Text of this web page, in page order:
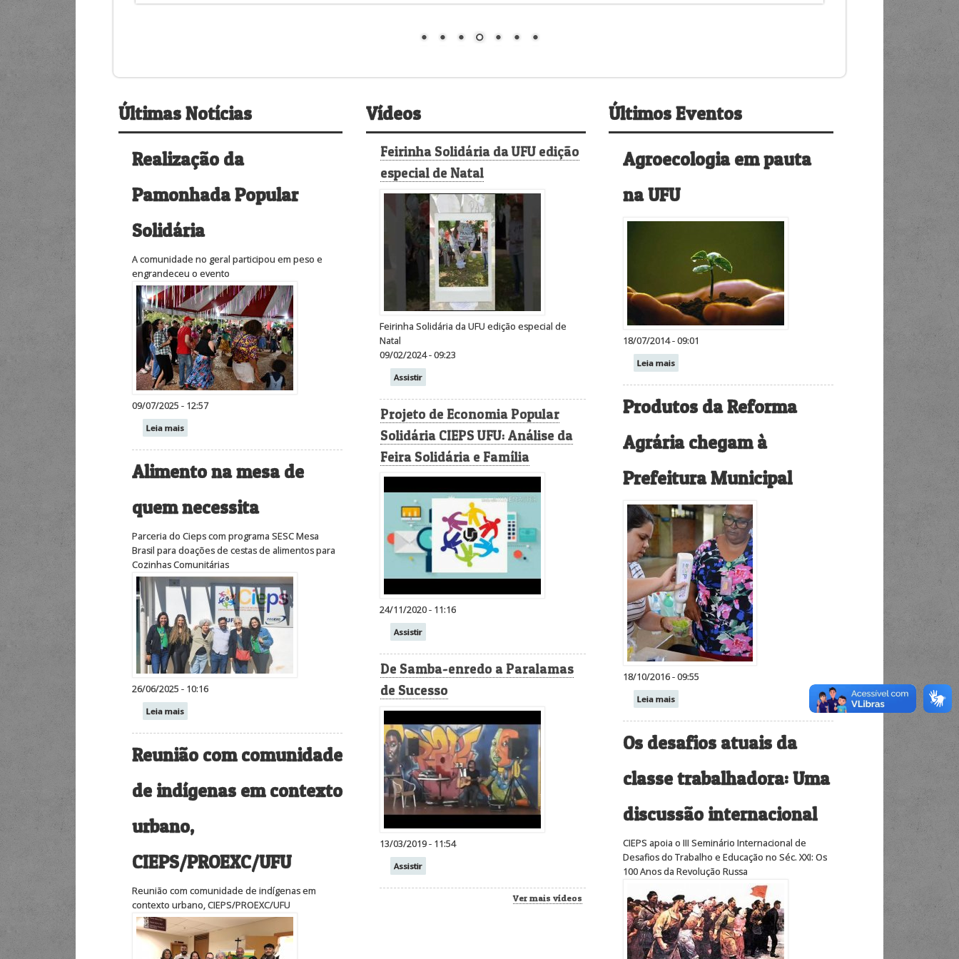
Últimas Notícias
Realização da
Pamonhada Popular
Solidária
A comunidade no geral participou em peso e
engrandeceu o evento
09/07/2025 - 12:57
Leia mais
Alimento na mesa de
quem necessita
Parceria do Cieps com programa SESC Mesa
Brasil para doações de cestas de alimentos para
Cozinhas Comunitárias
26/06/2025 - 10:16
Leia mais
Reunião com comunidade
de indígenas em contexto
urbano,
CIEPS/PROEXC/UFU
Reunião com comunidade de indígenas em
contexto urbano, CIEPS/PROEXC/UFU
Vídeos
Feirinha Solidária da UFU edição
especial de Natal
Feirinha Solidária da UFU edição especial de
Natal
09/02/2024 - 09:23
Assistir
Projeto de Economia Popular
Solidária CIEPS UFU: Análise da
Feira Solidária e Família
24/11/2020 - 11:16
Assistir
De Samba-enredo a Paralamas
de Sucesso
13/03/2019 - 11:54
Assistir
Ver mais vídeos
Últimos Eventos
Agroecologia em pauta
na UFU
18/07/2014 - 09:01
Leia mais
Produtos da Reforma
Agrária chegam à
Prefeitura Municipal
18/10/2016 - 09:55
Leia mais
Os desafios atuais da
classe trabalhadora: Uma
discussão internacional
CIEPS apoia o III Seminário Internacional de
Desafios do Trabalho e Educação no Séc. XXI: Os
100 Anos da Revolução Russa